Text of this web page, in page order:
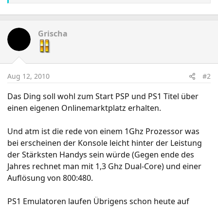
of planning. And we've got the goods on it.
Here's what we can tell you about the hardware: if
you're a gaming fan, this is exactly the kind of phone
you've been waiting for. The device is described as
cross between the Samsung Captivate (
Grischa
Aug 12, 2010 #2
Das Ding soll wohl zum Start PSP und PS1 Titel über
einen eigenen Onlinemarktplatz erhalten.
Und atm ist die rede von einem 1Ghz Prozessor was
bei erscheinen der Konsole leicht hinter der Leistung
der Stärksten Handys sein würde (Gegen ende des
Jahres rechnet man mit 1,3 Ghz Dual-Core) und einer
Auflösung von 800:480.
PS1 Emulatoren laufen Übrigens schon heute auf